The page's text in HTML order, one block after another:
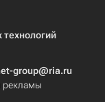
group@ria.ru
рекламы